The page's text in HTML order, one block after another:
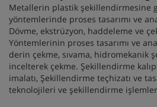
Metallerin plastik şekillendirmesine
yöntemlerinde proses tasarımı ve
Dövme, ekstrüzyon, haddeleme ve
Yöntemlerinin proses tasarımı ve
derin çekme, sıvama, hidromekanik
incelterek çekme. Şekillendirme
imalatı, Şekillendirme teçhizatı ve
teknolojileri ve şekillendirme